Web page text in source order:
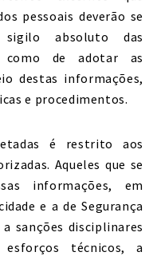
pessoais deverão se
absoluto das
como de adotar as
destas informações,
e procedimentos.
é restrito aos
Aqueles que se
informações, em
e a de Segurança
sanções disciplinares
técnicos, a